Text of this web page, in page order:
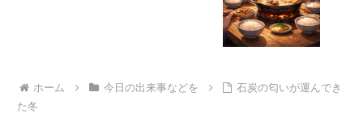
ホーム 今日の出来事などを
石炭の匂いが運んでき
た冬